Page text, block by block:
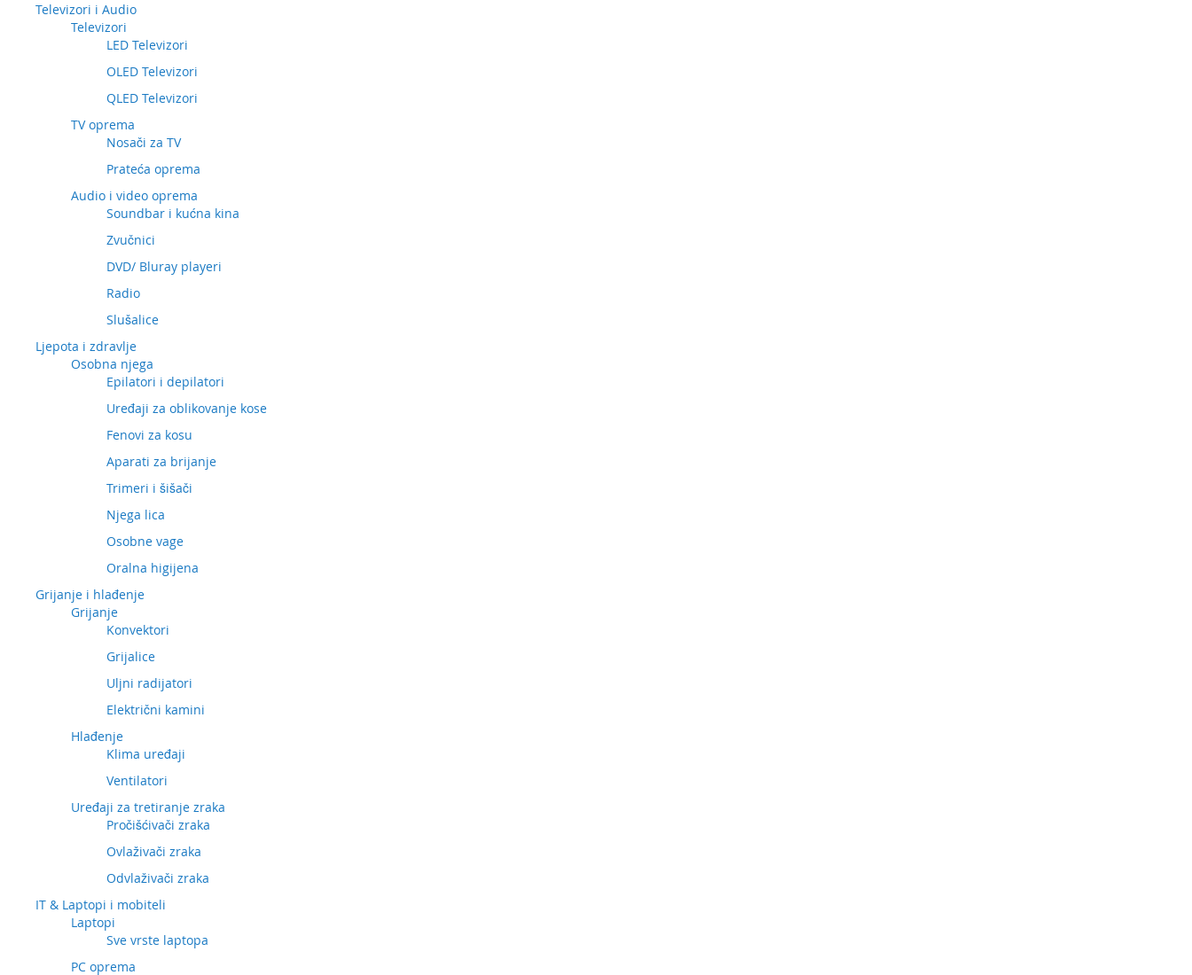
Televizori i Audio
Televizori
LED Televizori
OLED Televizori
QLED Televizori
TV oprema
Nosači za TV
Prateća oprema
Audio i video oprema
Soundbar i kućna kina
Zvučnici
DVD/ Bluray playeri
Radio
Slušalice
Ljepota i zdravlje
Osobna njega
Epilatori i depilatori
Uređaji za oblikovanje kose
Fenovi za kosu
Aparati za brijanje
Trimeri i šišači
Njega lica
Osobne vage
Oralna higijena
Grijanje i hlađenje
Grijanje
Konvektori
Grijalice
Uljni radijatori
Električni kamini
Hlađenje
Klima uređaji
Ventilatori
Uređaji za tretiranje zraka
Pročišćivači zraka
Ovlaživači zraka
Odvlaživači zraka
IT & Laptopi i mobiteli
Laptopi
Sve vrste laptopa
PC oprema